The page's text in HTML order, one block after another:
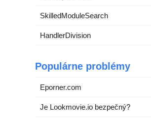
SkilledModuleSearch
HandlerDivision
Populárne problémy
Eporner.com
Je Lookmovie.io bezpečný?